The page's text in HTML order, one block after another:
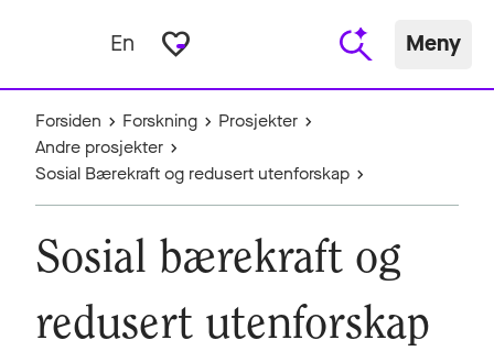
En favorite_border Meny
Forsiden Forskning
Prosjekter
Andre prosjekter
Sosial Bærekraft og redusert utenforskap
Sosial bærekraft og
redusert utenforskap